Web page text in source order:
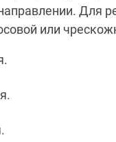
Для
или